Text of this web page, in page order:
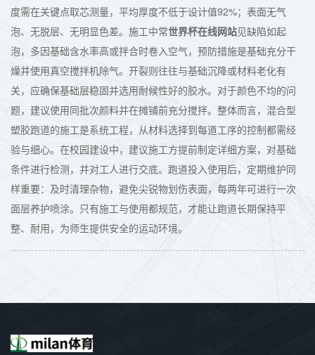
度需在关键点取芯测量，平均厚度不低于设计值92%；表面无气
泡、无脱层、无明显色差。施工中常世界杯在线网站见缺陷如起
泡，多因基础含水率高或拌合时卷入空气，预防措施是基础充分干
燥并使用真空搅拌机除气。开裂则往往与基础沉降或材料老化有
关，应确保基础层稳固并选用耐候性好的胶水。对于颜色不均的问
题，建议使用同批次颜料并在摊铺前充分搅拌。整体而言，混合型
塑胶跑道的施工是系统工程，从材料选择到每道工序的控制都需经
验与细心。在校园建设中，建议施工方提前制定详细方案，对基础
条件进行检测，并对工人进行交底。跑道投入使用后，定期维护同
样重要：及时清理杂物，避免尖锐物划伤表面，每两年可进行一次
面层养护喷涂。只有施工与使用都规范，才能让跑道长期保持平
整、耐用，为师生提供安全的运动环境。